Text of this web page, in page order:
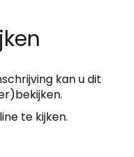
kan u dit
te kijken.